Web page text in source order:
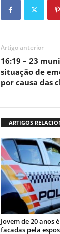
Artigo anterior
16:19 – 23
situação de
por causa das
ARTIGOS
Jovem de 20 anos
facadas pela